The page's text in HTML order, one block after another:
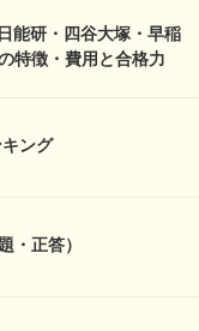
能研・四谷大塚・早稲
特徴・費用と合格力
ング
・正答）